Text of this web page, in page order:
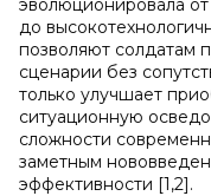
эволюционировала
до
позволяют солдатам
сценарии без
только улучшает
ситуационную
сложности
заметным
эффективности [1,2].